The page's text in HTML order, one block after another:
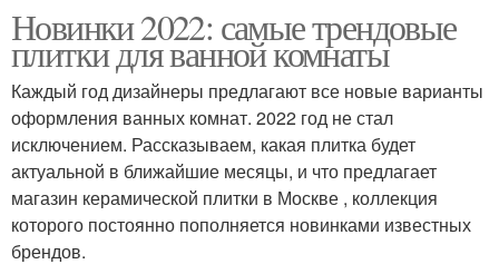
Новинки 2022: самые трендовые
плитки для ванной комнаты
Каждый год дизайнеры предлагают все новые варианты
оформления ванных комнат. 2022 год не стал
исключением. Рассказываем, какая плитка будет
актуальной в ближайшие месяцы, и что предлагает
магазин керамической плитки в Москве , коллекция
которого постоянно пополняется новинками известных
брендов.